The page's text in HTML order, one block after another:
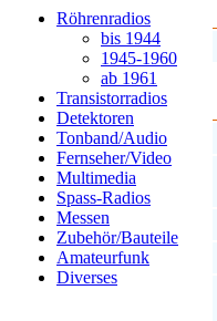
Röhrenradios
bis 1944
1945-1960
ab 1961
Transistorradios
Detektoren
Tonband/Audio
Fernseher/Video
Multimedia
Spass-Radios
Messen
Zubehör/Bauteile
Amateurfunk
Diverses